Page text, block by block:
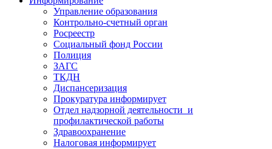
Управление образования
Контрольно-счетный орган
Росреестр
Социальный фонд России
Полиция
ЗАГС
ТКДН
Диспансеризация
Прокуратура информирует
Отдел надзорной деятельности и
профилактической работы
Здравоохранение
Налоговая информирует